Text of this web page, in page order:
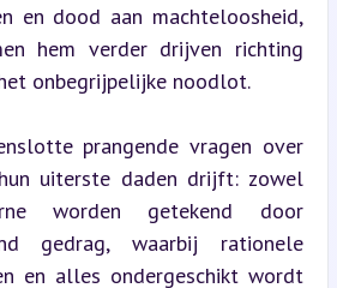
en dood aan machteloosheid,
hem verder drijven richting
onbegrijpelijke noodlot.
prangende vragen over
uiterste daden drijft: zowel
worden getekend door
gedrag, waarbij rationele
en alles ondergeschikt wordt